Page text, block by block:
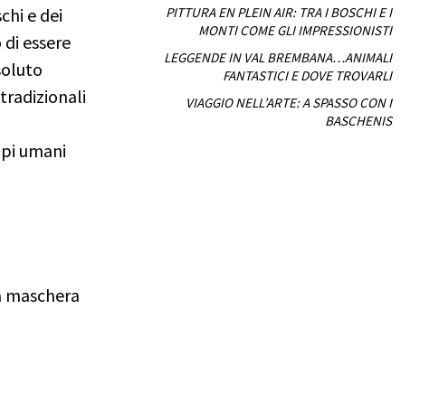
e dei
essere
umani
PITTURA EN PLEIN AIR: TRA I BOSCHI E I
MONTI COME GLI IMPRESSIONISTI
LEGGENDE IN VAL BREMBANA…ANIMALI
FANTASTICI E DOVE TROVARLI
VIAGGIO NELL’ARTE: A SPASSO CON I
BASCHENIS